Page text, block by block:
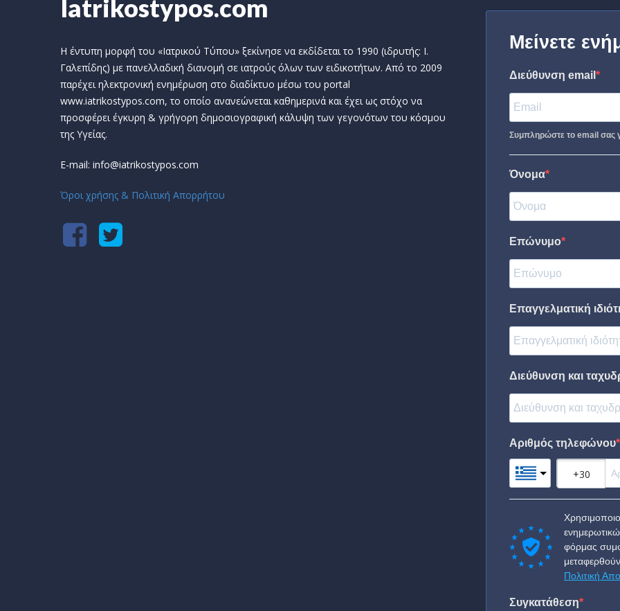
Iatrikostypos.com
Η έντυπη μορφή του «Ιατρικού Τύπου» ξεκίνησε να εκδίδεται το 1990 (ιδρυτής: Ι.
Γαλεπίδης) με πανελλαδική διανομή σε ιατρούς όλων των ειδικοτήτων. Από το 2009
παρέχει ηλεκτρονική ενημέρωση στο διαδίκτυο μέσω του portal
www.iatrikostypos.com, το οποίο ανανεώνεται καθημερινά και έχει ως στόχο να
προσφέρει έγκυρη & γρήγορη δημοσιογραφική κάλυψη των γεγονότων του κόσμου
της Υγείας.
E-mail: info@iatrikostypos.com
Όροι χρήσης & Πολιτική Απορρήτου
Μείνετε
Διεύθυνση email
Συμπληρώστε το email σας
Όνομα
Επώνυμο
Επαγγελματική
Διεύθυνση και
Αριθμός τηλεφώνου
φόρμας
Πολιτική
Συγκατάθεση